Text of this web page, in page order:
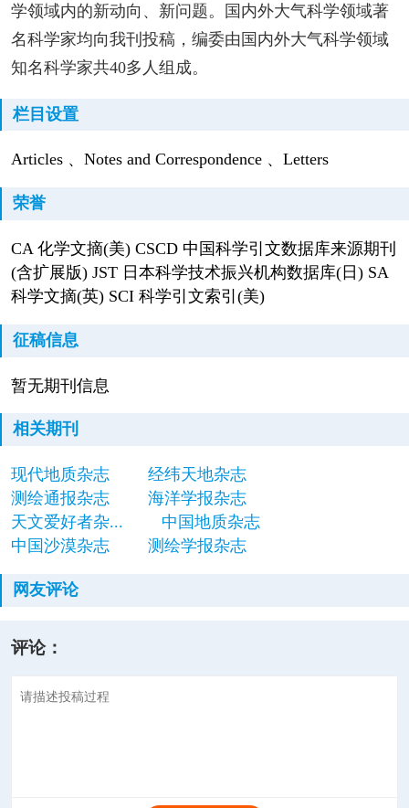
学领域内的新动向、新问题。国内外大气科学领域著
名科学家均向我刊投稿，编委由国内外大气科学领域
知名科学家共40多人组成。
栏目设置
Articles 、Notes and Correspondence 、Letters
荣誉
CA 化学文摘(美) CSCD 中国科学引文数据库来源期刊
(含扩展版) JST 日本科学技术振兴机构数据库(日) SA
科学文摘(英) SCI 科学引文索引(美)
征稿信息
暂无期刊信息
相关期刊
现代地质杂志
经纬天地杂志
测绘通报杂志
海洋学报杂志
天文爱好者杂...
中国地质杂志
中国沙漠杂志
测绘学报杂志
网友评论
评论：